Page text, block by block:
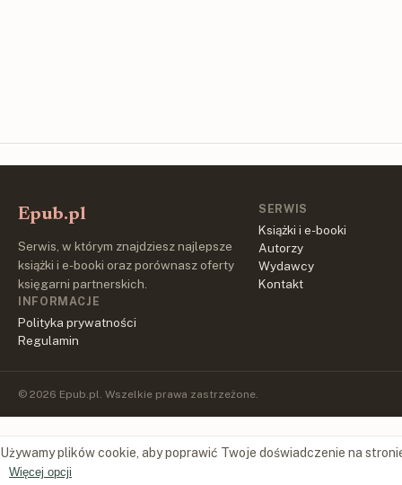
Epub.pl
Serwis, w którym znajdziesz najlepsze
książki i e-booki oraz porównasz oferty
księgarni partnerskich.
SERWIS
Książki i e-booki
Autorzy
Wydawcy
Kontakt
INFORMACJE
Polityka prywatności
Regulamin
© 2026 Epub.pl. Wszelkie prawa zastrzeżone.
Używamy plików cookie, aby poprawić Twoje doświadczenie na
Więcej opcji